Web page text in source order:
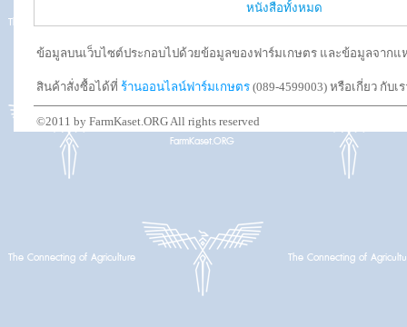
หนังสือทั้งหมด
ข้อมูลบนเว็บไซต์ประกอบไปด้วยข้อมูลของฟาร์มเกษตร และข้อมูลจาก
สินค้าสั่งซื้อได้ที่ ร้านออนไลน์ฟาร์มเกษตร (089-4599003) หรือเกี่ยว กับเ
©2011 by FarmKaset.ORG All rights reserved